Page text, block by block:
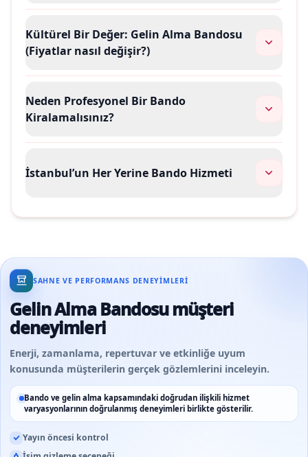
Kültürel Bir Değer: Gelin Alma Bandosu
(Fiyatlar nasıl değişir?)
Neden Profesyonel Bir Bando
Kiralamalısınız?
İstanbul’un Her Yerine Bando Hizmeti
SAHNE VE PERFORMANS DENEYIMLERI
Gelin Alma Bandosu müşteri
deneyimleri
Enerji, zamanlama, repertuvar ve etkinliğe uyum
konusunda müşterilerin gerçek gözlemlerini inceleyin.
Bando ve gelin alma kapsamındaki doğrudan ilişkili hizmet
varyasyonlarının doğrulanmış deneyimleri birlikte gösterilir.
Yayın öncesi kontrol